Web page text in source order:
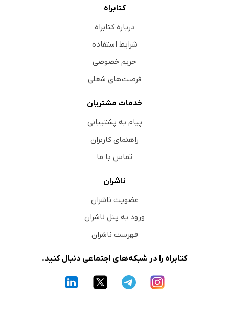
کتابراه
درباره کتابراه
شرایط استفاده
حریم خصوصی
فرصت‌های شغلی
خدمات مشتریان
پیام به پشتیبانی
راهنمای کاربران
تماس با ما
ناشران
عضویت ناشران
ورود به پنل ناشران
فهرست ناشران
کتابراه را در شبکه‌های اجتماعی دنبال کنید.